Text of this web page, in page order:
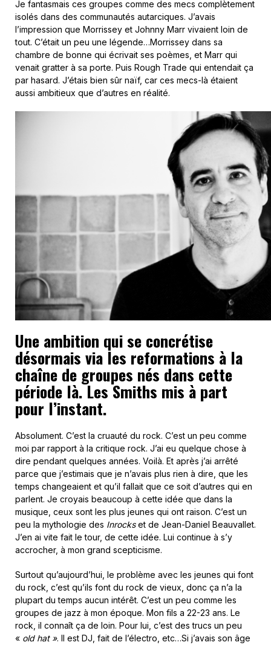
Je fantasmais ces groupes comme des mecs complètement
isolés dans des communautés autarciques. J’avais
l’impression que Morrissey et Johnny Marr vivaient loin de
tout. C’était un peu une légende…Morrissey dans sa
chambre de bonne qui écrivait ses poèmes, et Marr qui
venait gratter à sa porte. Puis Rough Trade qui entendait ça
par hasard. J’étais bien sûr naïf, car ces mecs-là étaient
aussi ambitieux que d’autres en réalité.
Une ambition qui se concrétise
désormais via les reformations à la
chaîne de groupes nés dans cette
période là. Les Smiths mis à part
pour l’instant.
Absolument. C’est la cruauté du rock. C’est un peu comme
moi par rapport à la critique rock. J’ai eu quelque chose à
dire pendant quelques années. Voilà. Et après j’ai arrêté
parce que j’estimais que je n’avais plus rien à dire, que les
temps changeaient et qu’il fallait que ce soit d’autres qui en
parlent. Je croyais beaucoup à cette idée que dans la
musique, ceux sont les plus jeunes qui ont raison. C’est un
peu la mythologie des Inrockset de Jean-Daniel Beauvallet.
J’en ai vite fait le tour, de cette idée. Lui continue à s’y
accrocher, à mon grand scepticisme.
Surtout qu’aujourd’hui, le problème avec les jeunes qui font
du rock, c’est qu’ils font du rock de vieux, donc ça n’a la
plupart du temps aucun intérêt. C’est un peu comme les
groupes de jazz à mon époque. Mon fils a 22-23 ans. Le
rock, il connaît ça de loin. Pour lui, c’est des trucs un peu
« old hat ». Il est DJ, fait de l’électro, etc…Si j’avais son âge